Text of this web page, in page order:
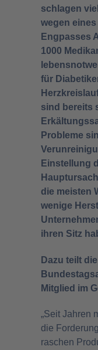
schlagen
wegen
Engpasses
1000
für
sind bereits
Probleme
Einstellung
die meisten
wenige
ihren Sitz
Dazu teilt
Mitglied im
„Seit Jahren
die
raschen